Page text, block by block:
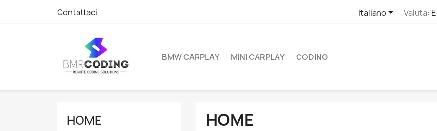
Contattaci Italiano Valuta:
BMW CARPLAY MINI CARPLAY CODING
HOME HOME